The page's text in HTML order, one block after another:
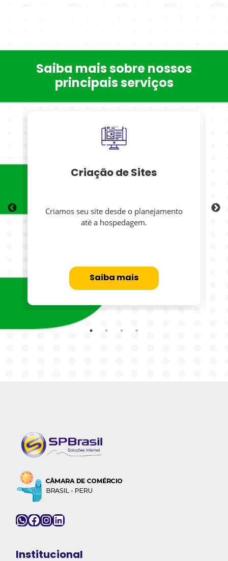
Saiba mais sobre nossos
principais serviços
Criação de Sites
Criamos seu site desde o planejamento
até a hospedagem.
Saiba mais
WhatsApp
Facebook
Instagram
LinkedIn
Institucional